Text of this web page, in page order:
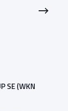
SE (WKN